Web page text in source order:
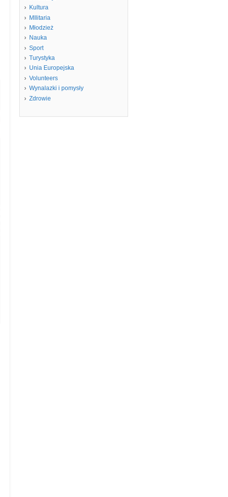
Kultura
MIlitaria
Młodzież
Nauka
Sport
Turystyka
Unia Europejska
Volunteers
Wynalazki i pomysły
Zdrowie